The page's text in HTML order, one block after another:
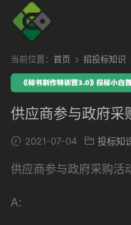
当前位置： 首页 招投标知识
供应商参与政府采
2021-07-04 投标知
供应商参与政府采购活
A: